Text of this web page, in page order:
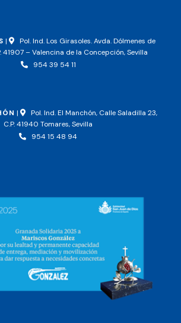
|
Pol. Ind. Los Girasoles. Avda. Dólmenes de
41907 – Valencina de la Concepción, Sevilla
954 39 54 11
|
Pol. Ind. El Manchón, Calle Saladilla 23,
C.P. 41940 Tomares, Sevilla
954 15 48 94